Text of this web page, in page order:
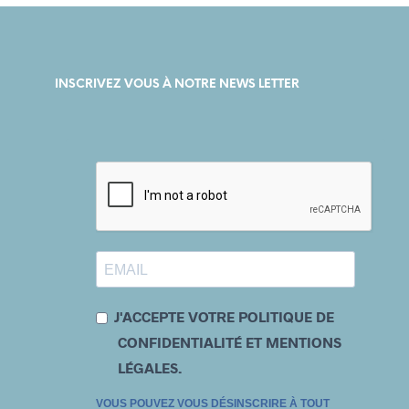
INSCRIVEZ VOUS À NOTRE NEWS LETTER
J'ACCEPTE VOTRE POLITIQUE DE
CONFIDENTIALITÉ ET MENTIONS
LÉGALES.
VOUS POUVEZ VOUS DÉSINSCRIRE À TOUT